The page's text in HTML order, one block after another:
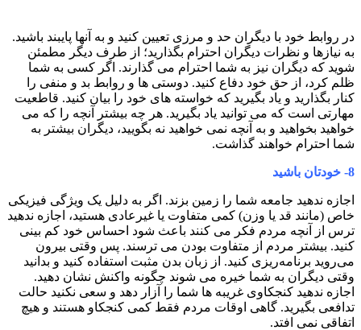
در روابط خود با دیگران حد و مرزی تعیین کنید و به آنها پایبند باشید.
به نیازها و نظرات دیگران احترام بگذارید؛ از طرف دیگر مطمئن
شوید که دیگران نیز به شما احترام می گذارند. اگر کسی به شما
ظلم کرد، از حق خود دفاع کنید. دوستی ها و روابط بد و منفی را
کنار بگذارید و یاد بگیرید که خواسته های خود را بیان کنید. قاطعیت
مهارتی است که می توانید یاد بگیرید. هر چه بیشتر آنچه را که می
خواهید بخواهید و به آنچه نمی خواهید نه بگویید، دیگران بیشتر به
شما احترام خواهند گذاشت.
8- خودتان باشید
اجازه ندهید جامعه شما را زمین بزند. اگر به دلیل یک ویژگی فیزیکی
خاص (مانند قد یا وزن) کمی متفاوت یا غیرعادی هستید، اجازه ندهید
ترس از آنچه مردم فکر می کنند باعث شود احساس خود کم بینی
کنید. بیشتر مردم از متفاوت بودن می ترسند. پس وقتی بیرون
می‌روید برنامه‌ریزی کنید. از زبان بدن مثبت استفاده کنید و بدانید
وقتی دیگران به شما خیره می شوند چگونه واکنش نشان دهید.
اجازه ندهید کنجکاوی غریبه ها شما را آزار دهد و سعی نکنید حالت
تدافعی بگیرید. گاهی اوقات مردم فقط کمی کنجکاو هستند و هیچ
اتفاقی نمی افتد.